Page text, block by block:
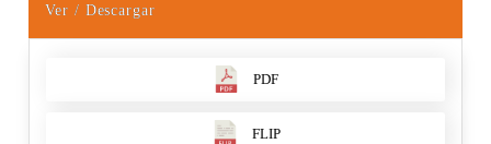
Ver / Descargar
PDF
FLIP